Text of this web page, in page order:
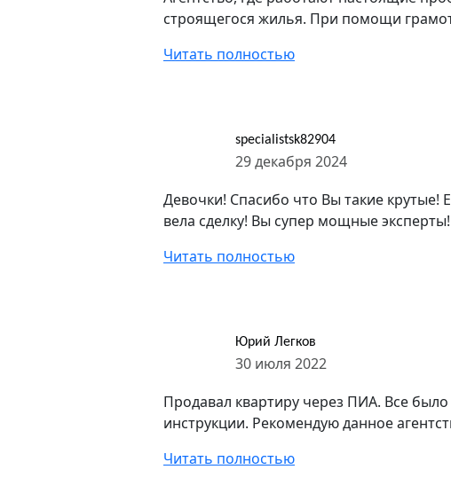
строящегося жилья. При помощи
Читать полностью
specialistsk82904
29 декабря 2024
Девочки! Спасибо что Вы такие крутые!
вела сделку! Вы супер мощные
Читать полностью
Юрий Легков
30 июля 2022
Продавал квартиру через ПИА. Все
инструкции. Рекомендую данное
Читать полностью